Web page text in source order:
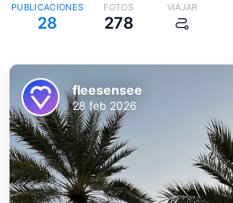
PUBLICACIONES
28
FOTOS
278
VIAJAR
fleesensee
28 feb 2026